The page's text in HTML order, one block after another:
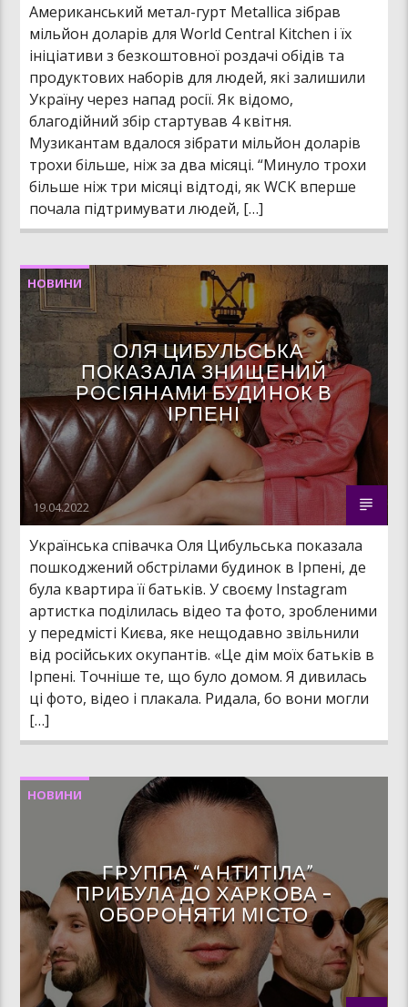
Американський метал-гурт Metallica зібрав
мільйон доларів для World Central Kitchen і їх
ініціативи з безкоштовної роздачі обідів та
продуктових наборів для людей, які залишили
Україну через напад росії. Як відомо,
благодійний збір стартував 4 квітня.
Музикантам вдалося зібрати мільйон доларів
трохи більше, ніж за два місяці. “Минуло трохи
більше ніж три місяці відтоді, як WCK вперше
почала підтримувати людей, […]
НОВИНИ
ОЛЯ ЦИБУЛЬСЬКА
ПОКАЗАЛА ЗНИЩЕНИЙ
РОСІЯНАМИ БУДИНОК В
ІРПЕНІ
19.04.2022
Українська співачка Оля Цибульська показала
пошкоджений обстрілами будинок в Ірпені, де
була квартира її батьків. У своєму Instagram
артистка поділилась відео та фото, зробленими
у передмісті Києва, яке нещодавно звільнили
від російських окупантів. «Це дім моїх батьків в
Ірпені. Точніше те, що було домом. Я дивилась
ці фото, відео і плакала. Ридала, бо вони могли
[…]
НОВИНИ
ГРУППА “АНТИТІЛА”
ПРИБУЛА ДО ХАРКОВА –
ОБОРОНЯТИ МІСТО